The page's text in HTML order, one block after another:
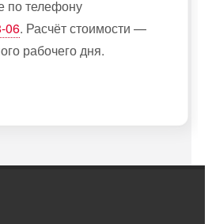
по телефону
06. Расчёт стоимости —
рабочего дня.